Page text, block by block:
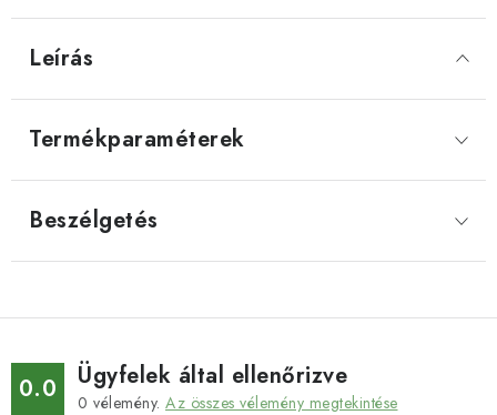
Leírás
Termékparaméterek
Beszélgetés
0.0 Ügyfelek által ellenőrizve
0 vélemény. Az összes vélemény megtekintése